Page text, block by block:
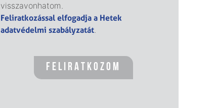
visszavonhatom.
Feliratkozással elfogadja a Hetek
adatvédelmi szabályzatát.